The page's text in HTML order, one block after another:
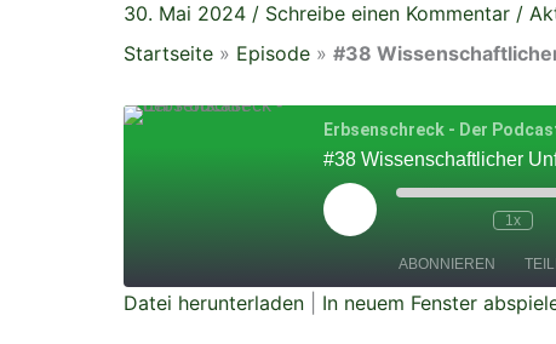
30. Mai 2024 / Schreibe einen Kommentar /
Startseite » Episode » #38
Erbsenschreck - Der
#38 Wissenschaftlicher
Play
Episode
1x
ABONNIEREN
Datei herunterladen In neuem Fenster